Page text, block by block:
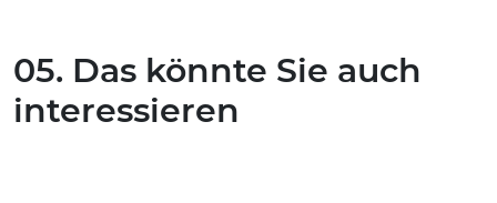
05. Das könnte Sie auch
interessieren